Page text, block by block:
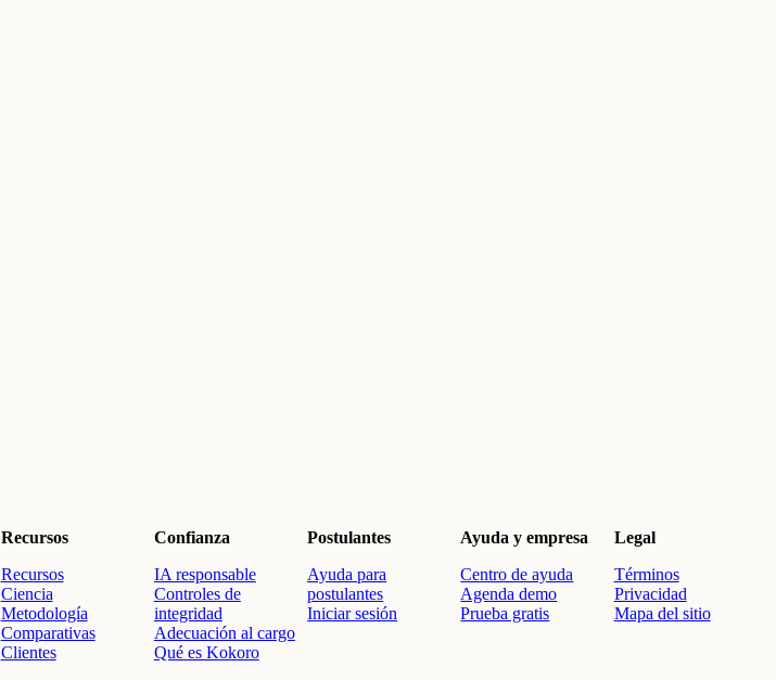
Recursos
Recursos
Ciencia
Metodología
Comparativas
Clientes
Confianza
IA responsable
Controles de
integridad
Adecuación al cargo
Qué es Kokoro
Postulantes
Ayuda para
postulantes
Iniciar sesión
Ayuda y empresa
Centro de ayuda
Agenda demo
Prueba gratis
Legal
Términos
Privacidad
Mapa del sitio